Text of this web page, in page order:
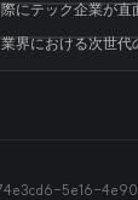
にテック企業が直
界における次世代
5e16-